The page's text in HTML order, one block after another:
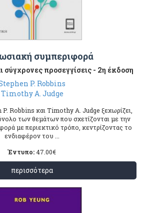
συμπεριφορά
σύγχρονες προσεγγίσεις - 2η έκδοση
P. Robbins
Timothy A. Judge
Robbins και Timothy A. Judge ξεχωρίζει,
των θεμάτων που σχετίζονται με την
με περιεκτικό τρόπο, κεντρίζοντας το
ενδιαφέρον του ...
Έντυπο:47.00€
περισσότερα